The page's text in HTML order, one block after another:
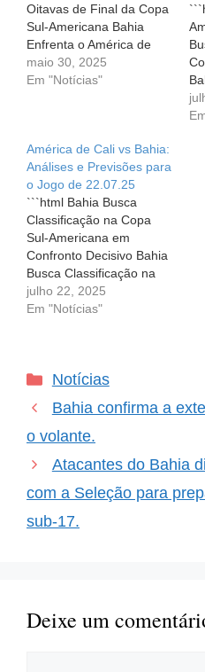
Oitavas de Final da Copa
Sul-Americana Bahia
Enfrenta o América de
Cali nas Oitavas de Final
da Copa Sul-Americana É
trajetória do seu time.
Após ser eliminado da
Libertadores, o tricolor
se…
maio 30, 2025
Em "Notícias"
América de Cali vs Bahia:
Análises e Previsões para
o Jogo de 22.07.25
```html Bahia Busca
Classificação na Copa
Sul-Americana em
Confronto Decisivo Bahia
Busca Classificação na
Copa Sul-Americana em
Confronto Decisivo A
julho) enfrentam o
busca de uma vaga nas
oitavas de final da
julho 22, 2025
Em "Notícias"
Categorias
Notícias
Bahia confirma a
o volante.
Atacantes do Bahia
com a Seleção para
sub-17.
Deixe um